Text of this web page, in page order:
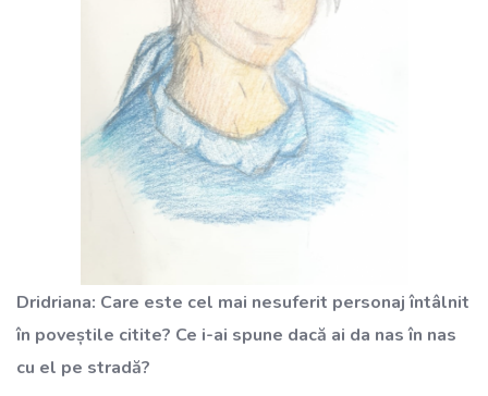
Dridriana: Care este cel mai nesuferit personaj întâlnit
în poveștile citite? Ce i-ai spune dacă ai da nas în nas
cu el pe stradă?